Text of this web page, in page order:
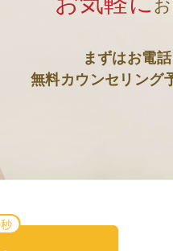
まずはお電
無料カウンセリング